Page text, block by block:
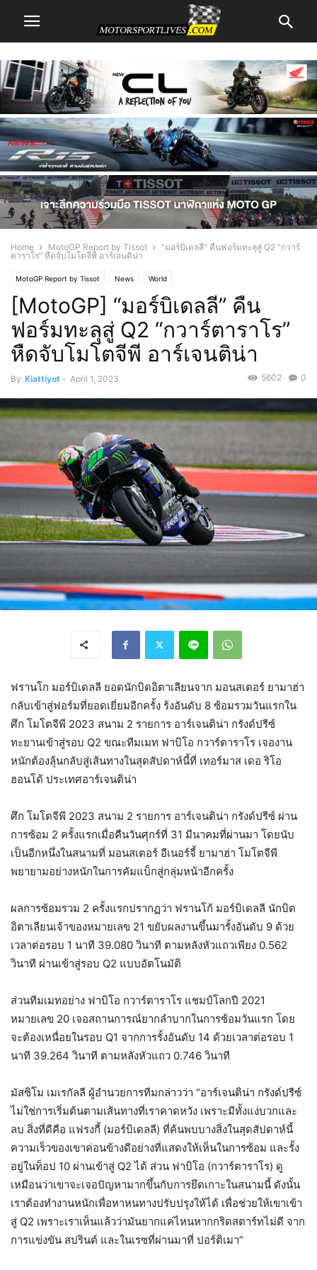
Home MotoGP Report by Tissot
“มอร์บิเดลลี” คืนฟอร์มทะลุสู่ Q2 “กวาร์
ตาราโร” หืดจับโมโตจีพี อาร์เจนติน่า
MotoGP Report by Tissot News World
[MotoGP] “มอร์บิเดลลี” คืน
ฟอร์มทะลุสู่ Q2 “กวาร์ตาราโร”
หืดจับโมโตจีพี อาร์เจนติน่า
By Kiattiyot - April 1, 2023 0
5602
ฟรานโก มอร์บิเดลลี ยอดนักบิดอิตาเลียนจาก มอนสเตอร์ ยามาฮ่า
กลับเข้าสู่ฟอร์มที่ยอดเยี่ยมอีกครั้ง ร้งอันดับ 8 ซ้อมรวมวันแรกใน
ศึก โมโตจีพี 2023 สนาม 2 รายการ อาร์เจนติน่า กรังด์ปรีซ์
ทะยานเข้าสู่รอบ Q2 ขณะทีมเมท ฟาบิโอ กวาร์ตาราโร เจองาน
หนักต้องลุ้นกลับสู่เส้นทางในสุดสัปดาห์นี้ที่ เทอร์มาส เดอ ริโอ
ฮอนโด้ ประเทศอาร์เจนติน่า
ศึก โมโตจีพี 2023 สนาม 2 รายการ อาร์เจนติน่า กรังด์ปรีซ์ ผ่าน
การซ้อม 2 ครั้งแรกเมื่อคืนวันศุกร์ที่ 31 มีนาคมที่ผ่านมา โดยนับ
เป็นอีกหนึ่งในสนามที่ มอนสเตอร์ อีเนอร์จี้ ยามาฮ่า โมโตจีพี
พยายามอย่างหนักในการคัมแบ็กสู่กลุ่มหน้าอีกครั้ง
ผลการซ้อมรวม 2 ครั้งแรกปรากฏว่า ฟรานโก้ มอร์บิเดลลี นักบิด
อิตาเลียนเจ้าของหมายเลข 21 ขยับผลงานขึ้นมารั้งอันดับ 9 ด้วย
เวลาต่อรอบ 1 นาที 39.080 วินาที ตามหลังหัวแถวเพียง 0.562
วินาที ผ่านเข้าสู่รอบ Q2 แบบอัตโนมัติ
ส่วนทีมเมทอย่าง ฟาบิโอ กวาร์ตาราโร แชมป์โลกปี 2021
หมายเลข 20 เจอสถานการณ์ยากลำบากในการซ้อมวันแรก โดย
จะต้องเหนื่อยในรอบ Q1 จากการรั้งอันดับ 14 ด้วยเวลาต่อรอบ 1
นาที 39.264 วินาที ตามหลังหัวแถว 0.746 วินาที
มัสซิโม เมเรกัลลี ผู้อำนวยการทีมกล่าวว่า “อาร์เจนติน่า กรังด์ปรีซ์
ไม่ใช่การเริ่มต้นตามเส้นทางที่เราคาดหวัง เพราะมีทั้งแง่บวกและ
ลบ สิ่งที่ดีคือ แฟรงกี้ (มอร์บิเดลลี) ที่ค้นพบบางสิ่งในสุดสัปดาห์นี้
ความเร็วของเขาค่อนข้างดีอย่างที่แสดงให้เห็นในการซ้อม และรั้ง
อยู่ในท็อป 10 ผ่านเข้าสู่ Q2 ได้ ส่วน ฟาบิโอ (กวาร์ตาราโร) ดู
เหมือนว่าเขาจะเจอปัญหามากขึ้นกับการยึดเกาะในสนามนี้ ดังนั้น
เราต้องทำงานหนักเพื่อหาหนทางปรับปรุงให้ได้ เพื่อช่วยให้เขาเข้า
สู่ Q2 เพราะเราเห็นแล้วว่ามันยากแค่ไหนหากกริดสตาร์ทไม่ดี จาก
การแข่งขัน สปรินต์ และในเรซที่ผ่านมาที่ ปอร์ติเมา”